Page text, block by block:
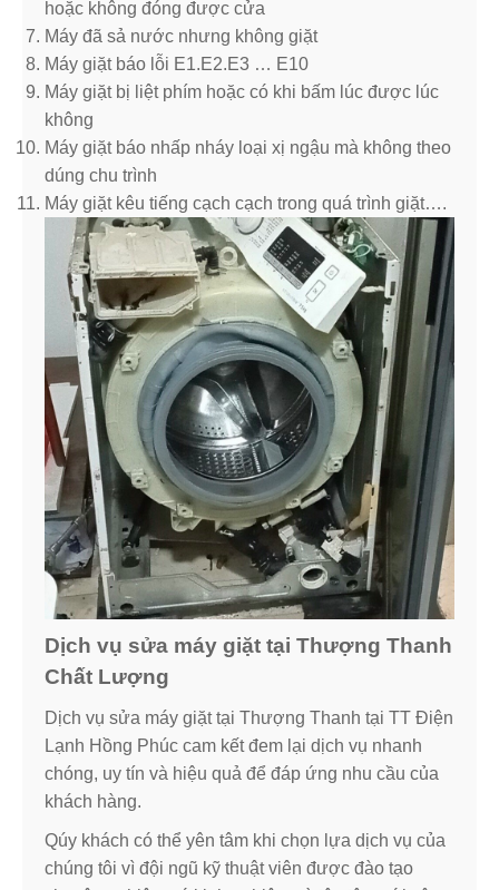
hoặc không đóng được cửa
Máy đã sả nước nhưng không giặt
Máy giặt báo lỗi E1.E2.E3 … E10
Máy giặt bị liệt phím hoặc có khi bấm lúc được lúc
không
Máy giặt báo nhấp nháy loại xị ngậu mà không theo
dúng chu trình
Máy giặt kêu tiếng cạch cạch trong quá trình giặt….
Dịch vụ sửa máy giặt tại Thượng Thanh
Chất Lượng
Dịch vụ sửa máy giặt tại Thượng Thanh tại TT Điện
Lạnh Hồng Phúc cam kết đem lại dịch vụ nhanh
chóng, uy tín và hiệu quả để đáp ứng nhu cầu của
khách hàng.
Qúy khách có thể yên tâm khi chọn lựa dịch vụ của
chúng tôi vì đội ngũ kỹ thuật viên được đào tạo